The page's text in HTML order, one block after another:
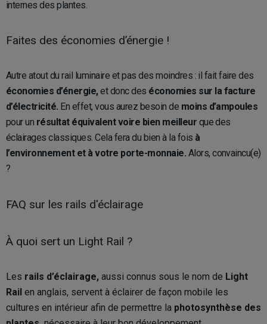
internes des plantes.
Faites des économies d’énergie !
Autre atout du rail luminaire et pas des moindres : il fait faire des
économies d’énergie,et donc des économies sur la facture
d’électricité. En effet, vous aurez besoin de moins d’ampoules
pour un résultat équivalent voire bien meilleur que des
éclairages classiques. Cela fera du bien à la fois à
l’environnement et à votre porte-monnaie. Alors, convaincu(e)
?
FAQ sur les rails d'éclairage
À quoi sert un Light Rail ?
Les rails d’éclairage, aussi connus sous le nom de Light
Rail en anglais, servent à éclairer de façon mobile les
cultures en intérieur afin de permettre la photosynthèse des